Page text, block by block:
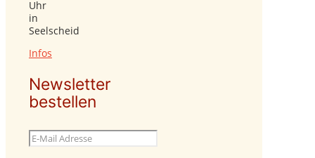
Uhr
in
Seelscheid
Infos
Newsletter
bestellen